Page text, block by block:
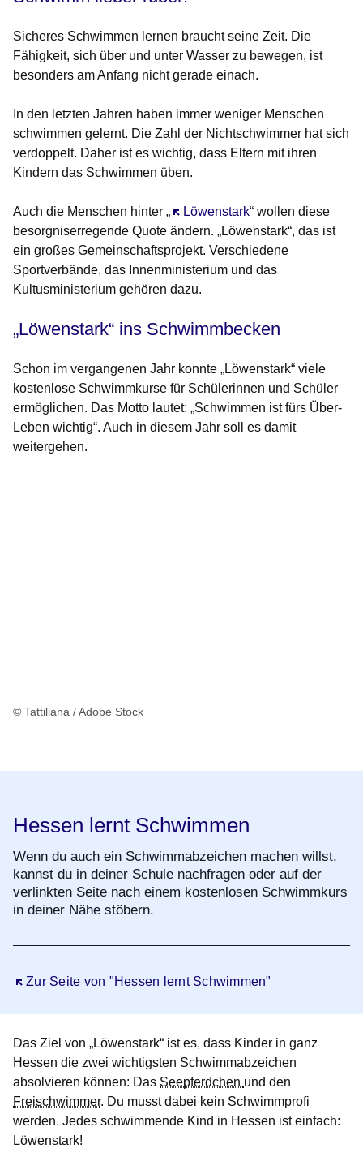
Sicheres Schwimmen lernen braucht seine Zeit. Die
Fähigkeit, sich über und unter Wasser zu bewegen, ist
besonders am Anfang nicht gerade einach.
In den letzten Jahren haben immer weniger Menschen
schwimmen gelernt. Die Zahl der Nichtschwimmer hat sich
verdoppelt. Daher ist es wichtig, dass Eltern mit ihren
Kindern das Schwimmen üben.
Auch die Menschen hinter „ Löwenstark
Öffnet sich in einem neuen
“ wollen diese
besorgniserregende Quote ändern. „Löwenstark“, das ist
ein großes Gemeinschaftsprojekt. Verschiedene
Sportverbände, das Innenministerium und das
Kultusministerium gehören dazu.
„Löwenstark“ ins Schwimmbecken
Schon im vergangenen Jahr konnte „Löwenstark“ viele
kostenlose Schwimmkurse für Schülerinnen und Schüler
ermöglichen. Das Motto lautet: „Schwimmen ist fürs Über-
Leben wichtig“. Auch in diesem Jahr soll es damit
weitergehen.
© Tattiliana / Adobe Stock
Hessen lernt Schwimmen
Wenn du auch ein Schwimmabzeichen machen willst,
kannst du in deiner Schule nachfragen oder auf der
verlinkten Seite nach einem kostenlosen Schwimmkurs
in deiner Nähe stöbern.
Zur Seite von "Hessen lernt Schwimmen"
Öffnet sich in einem neuen Fenster
Das Ziel von „Löwenstark“ ist es, dass Kinder in ganz
Hessen die zwei wichtigsten Schwimmabzeichen
absolvieren können: Das Seepferdchen und den
Freischwimmer. Du musst dabei kein Schwimmprofi
werden. Jedes schwimmende Kind in Hessen ist einfach:
Löwenstark!